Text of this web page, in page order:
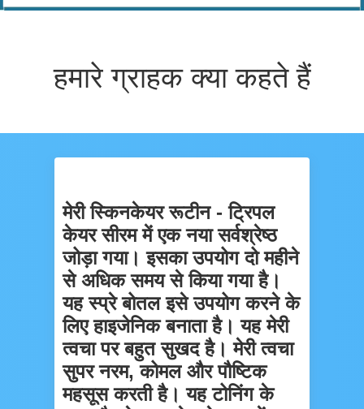
हमारे ग्राहक क्या कहते हैं
मेरी स्किनकेयर रूटीन - ट्रिपल
केयर सीरम में एक नया सर्वश्रेष्ठ
जोड़ा गया। इसका उपयोग दो महीने
से अधिक समय से किया गया है।
यह स्प्रे बोतल इसे उपयोग करने के
लिए हाइजेनिक बनाता है। यह मेरी
त्वचा पर बहुत सुखद है। मेरी त्वचा
सुपर नरम, कोमल और पौष्टिक
महसूस करती है। यह टोनिंग के